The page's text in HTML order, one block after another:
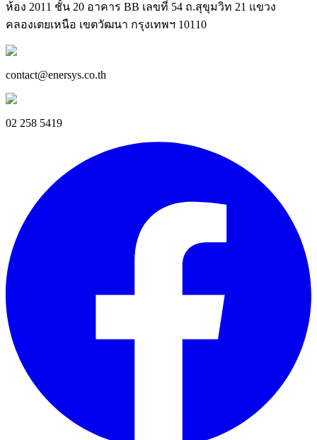
ห้อง 2011 ชั้น 20 อาคาร BB เลขที่ 54 ถ.สุขุมวิท 21 แขวง
คลองเตยเหนือ เขตวัฒนา กรุงเทพฯ 10110
contact@enersys.co.th
02 258 5419